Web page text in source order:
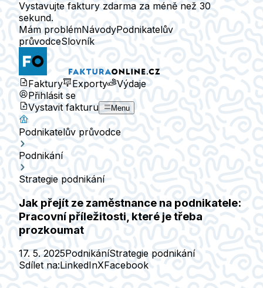
Vystavujte faktury zdarma za méně než 30
sekund.
Mám problémNávodyPodnikatelův
průvodceSlovník
Faktury Exporty
Výdaje
Přihlásit se
Vystavit fakturu
Menu
Podnikatelův průvodce
Podnikání
Strategie podnikání
Jak přejít ze zaměstnance na podnikatele:
Pracovní příležitosti, které je třeba
prozkoumat
17. 5. 2025PodnikáníStrategie podnikání
Sdílet na:LinkedInXFacebook